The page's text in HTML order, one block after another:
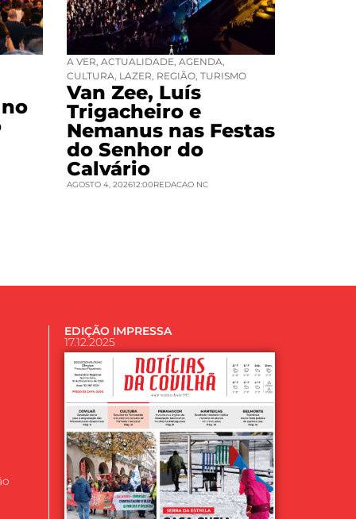
A VER ACTUALIDADE AGENDA
CULTURA LAZER REGIÃO, TURISMO
Van Zee, Luís
Trigacheiro e
Nemanus nas Festas
do Senhor do
Calvário
AGOSTO 4, 202612:00REDACAO NC
EDIÇÃO IMPRESSA
17.12.2025